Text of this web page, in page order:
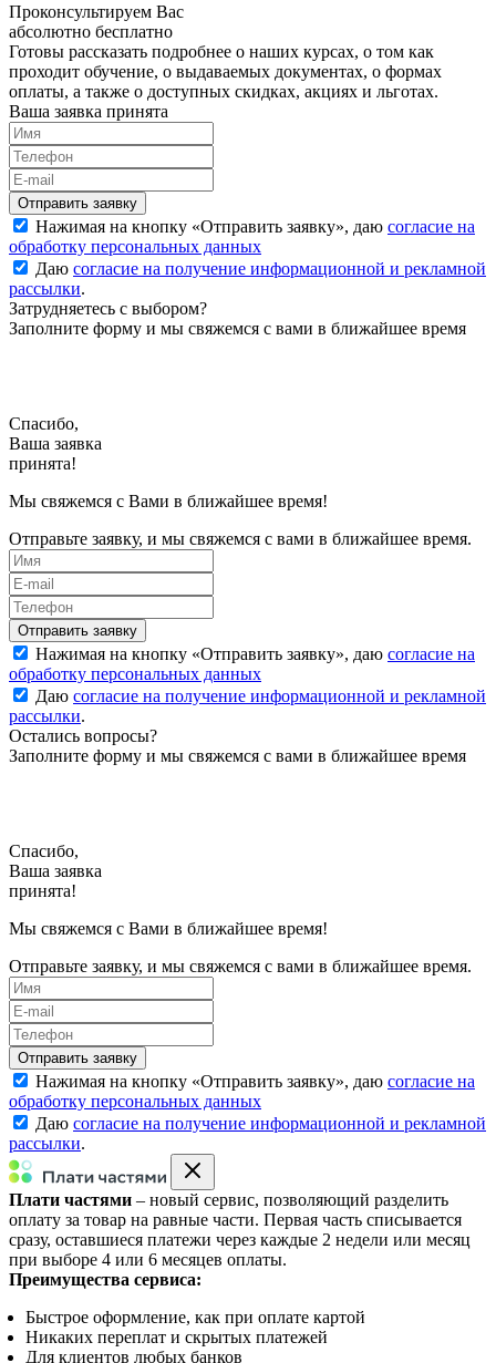
Проконсультируем Вас
абсолютно бесплатно
Готовы рассказать подробнее о наших курсах, о том как
проходит обучение, о выдаваемых документах, о формах
оплаты, а также о доступных скидках, акциях и льготах.
Ваша заявка принята
Нажимая на кнопку «Отправить заявку», даю согласие на
обработку персональных данных
Даю согласие на получение информационной и рекламной
рассылки.
Затрудняетесь с выбором?
Заполните форму и мы свяжемся с вами в ближайшее время
Спасибо,
Ваша заявка
принята!
Мы свяжемся с Вами в ближайшее время!
Отправьте заявку, и мы свяжемся с вами в ближайшее время.
Нажимая на кнопку «Отправить заявку», даю согласие на
обработку персональных данных
Даю согласие на получение информационной и рекламной
рассылки.
Остались вопросы?
Заполните форму и мы свяжемся с вами в ближайшее время
Спасибо,
Ваша заявка
принята!
Мы свяжемся с Вами в ближайшее время!
Отправьте заявку, и мы свяжемся с вами в ближайшее время.
Нажимая на кнопку «Отправить заявку», даю согласие на
обработку персональных данных
Даю согласие на получение информационной и рекламной
рассылки.
Плати частями – новый сервис, позволяющий разделить
оплату за товар на равные части. Первая часть списывается
сразу, оставшиеся платежи через каждые 2 недели или месяц
при выборе 4 или 6 месяцев оплаты.
Преимущества сервиса:
Быстрое оформление, как при оплате картой
Никаких переплат и скрытых платежей
Для клиентов любых банков